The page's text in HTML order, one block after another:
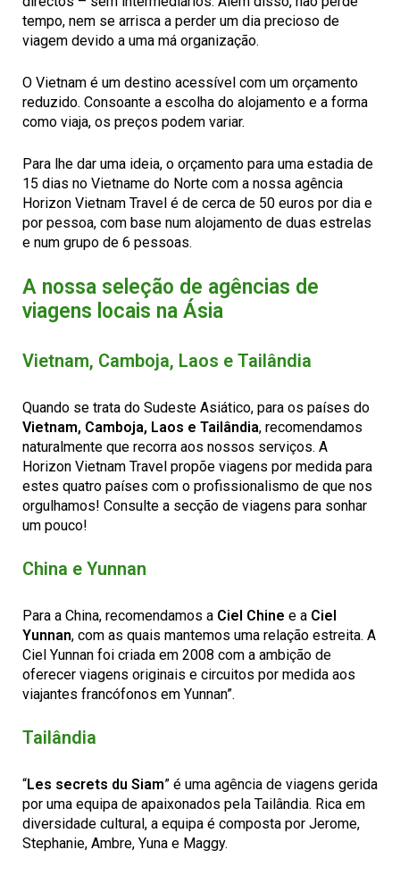
tempo, nem se arrisca a perder um dia precioso de
viagem devido a uma má organização.
O Vietnam é um destino acessível com um orçamento
reduzido. Consoante a escolha do alojamento e a forma
como viaja, os preços podem variar.
Para lhe dar uma ideia, o orçamento para uma estadia de
15 dias no Vietname do Norte com a nossa agência
Horizon Vietnam Travel é de cerca de 50 euros por dia e
por pessoa, com base num alojamento de duas estrelas
e num grupo de 6 pessoas.
A nossa seleção de agências de
viagens locais na Ásia
Vietnam, Camboja, Laos e Tailândia
Quando se trata do Sudeste Asiático, para os países do
Vietnam, Camboja, Laos e Tailândia, recomendamos
naturalmente que recorra aos nossos serviços. A
Horizon Vietnam Travel propõe viagens por medida para
estes quatro países com o profissionalismo de que nos
orgulhamos! Consulte a secção de viagens para sonhar
um pouco!
China e Yunnan
Para a China, recomendamos a Ciel Chine e a Ciel
Yunnan, com as quais mantemos uma relação estreita. A
Ciel Yunnan foi criada em 2008 com a ambição de
oferecer viagens originais e circuitos por medida aos
viajantes francófonos em Yunnan”.
Tailândia
“Les secrets du Siam” é uma agência de viagens gerida
por uma equipa de apaixonados pela Tailândia. Rica em
diversidade cultural, a equipa é composta por Jerome,
Stephanie, Ambre, Yuna e Maggy.